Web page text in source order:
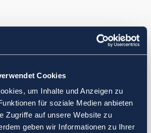
Cookies
um Inhalte und Anzeigen zu
für soziale Medien anbieten
Zugriffe auf unsere Website zu
geben wir Informationen zu Ihrer